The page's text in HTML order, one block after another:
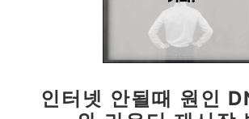
인터넷 안될때 원인